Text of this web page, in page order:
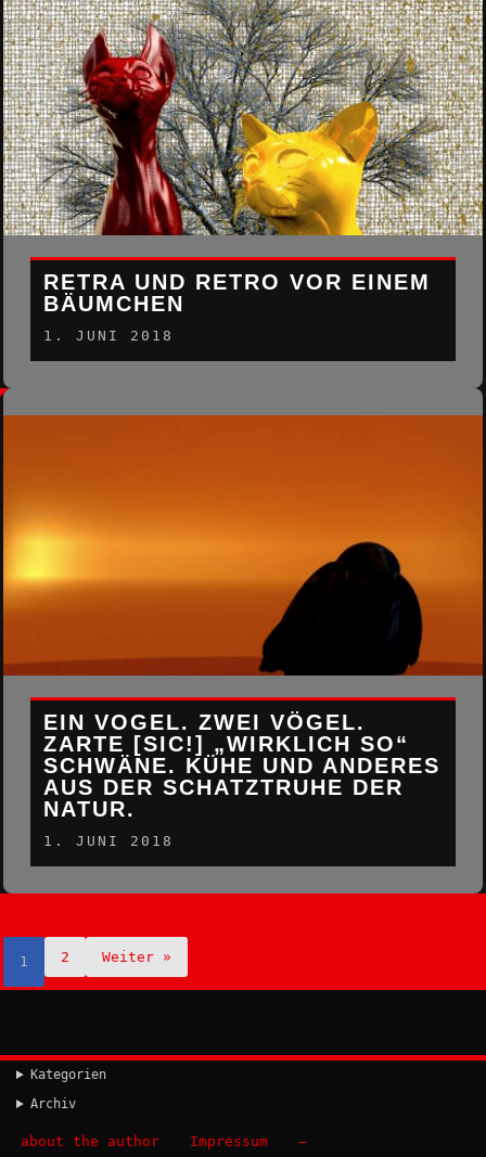
RETRA UND RETRO VOR EINEM
BÄUMCHEN
1. JUNI 2018
EIN VOGEL. ZWEI VÖGEL.
ZARTE [SIC!] „WIRKLICH SO“
SCHWÄNE. KÜHE UND ANDERES
AUS DER SCHATZTRUHE DER
NATUR.
1. JUNI 2018
1 2 Weiter »
Kategorien
Archiv
about the author Impressum –